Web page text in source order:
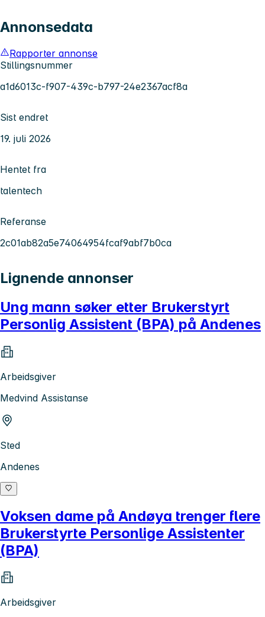
Annonsedata
Rapporter annonse
Stillingsnummer
a1d6013c-f907-439c-b797-24e2367acf8a
Sist endret
19. juli 2026
Hentet fra
talentech
Referanse
2c01ab82a5e74064954fcaf9abf7b0ca
Lignende annonser
Ung mann søker etter Brukerstyrt
Personlig Assistent (BPA) på Andenes
Arbeidsgiver
Medvind Assistanse
Sted
Andenes
Voksen dame på Andøya trenger flere
Brukerstyrte Personlige Assistenter
(BPA)
Arbeidsgiver